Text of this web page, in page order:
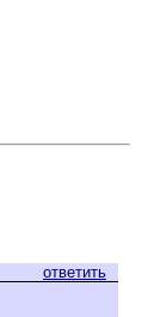
ответить